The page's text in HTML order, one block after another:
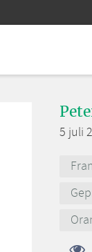
5 juli